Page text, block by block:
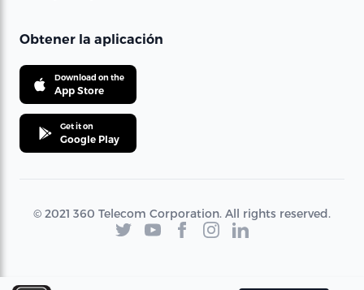
Obtener la aplicación
Download on the
App Store
Get it on
Google Play
© 2021 360 Telecom Corporation. All rights reserved.